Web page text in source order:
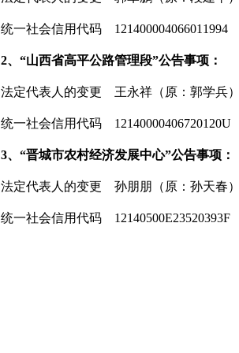
统一社会信用代码 121400004066011994
2、“山西省高平公路管理段”公告事项：
法定代表人的变更 王永祥（原：郭学兵）
统一社会信用代码 12140000406720120U
3、“晋城市农村经济发展中心”公告事项：
法定代表人的变更 孙朋朋（原：孙天春）
统一社会信用代码 12140500E23520393F